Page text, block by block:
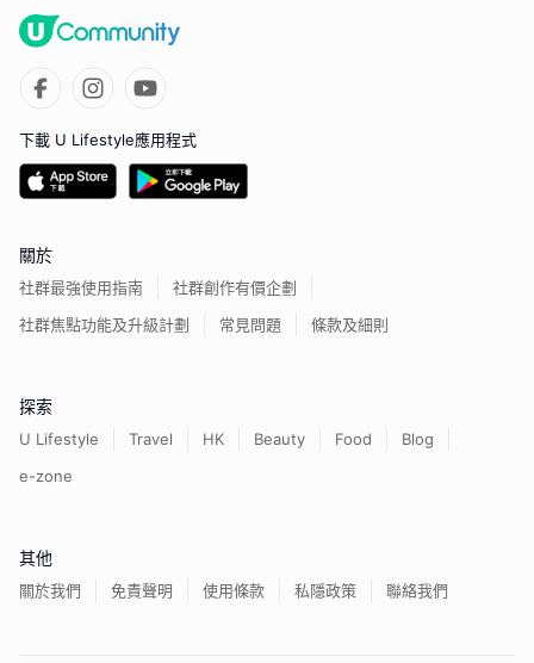
下載 U Lifestyle應用程式
關於
社群最強使用指南
社群創作有價企劃
社群焦點功能及升級計劃
常見問題 條款及細則
探索
U Lifestyle Travel HK Beauty Food
Blog
e-zone
其他
關於我們 免責聲明 使用條款 私隱政策 聯絡我們